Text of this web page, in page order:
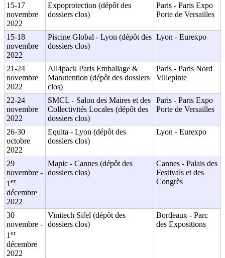
15-17
novembre
2022
Expoprotection (dépôt des
dossiers clos)
Paris - Paris Expo
Porte de Versailles
15-18
novembre
2022
Piscine Global - Lyon (dépôt des
dossiers clos)
Lyon - Eurexpo
21-24
novembre
2022
All4pack Paris Emballage &
Manutention (dépôt des dossiers
clos)
Paris - Paris Nord
Villepinte
22-24
novembre
2022
SMCL - Salon des Maires et des
Collectivités Locales (dépôt des
dossiers clos)
Paris - Paris Expo
Porte de Versailles
26-30
octobre
2022
Equita - Lyon (dépôt des
dossiers clos)
Lyon - Eurexpo
29
novembre -
1 er
décembre
2022
Mapic - Cannes (dépôt des
dossiers clos)
Cannes - Palais des
Festivals et des
Congrès
30
novembre -
1 er
décembre
2022
Vinitech Sifel (dépôt des
dossiers clos)
Bordeaux - Parc
des Expositions